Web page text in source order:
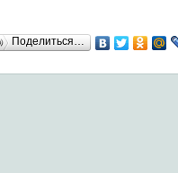
Поделиться…